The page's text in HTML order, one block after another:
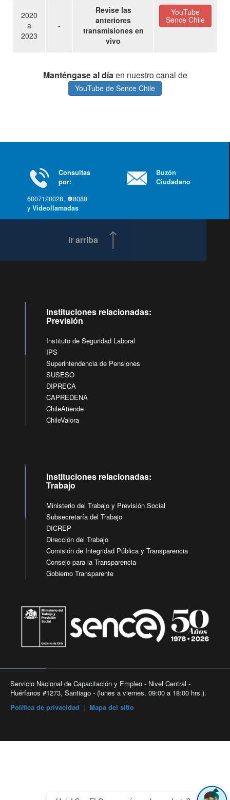
2020
a
2023
-
Revise las
anteriores
transmisiones en
vivo
YouTube
Sence Chile
Manténgase al díaen nuestro canal de
YouTube de Sence Chile
Consultas
por:
6007120028, ✽8088
yVideollamadas
Buzón
Ciudadano
Ir arriba
Instituciones relacionadas:
Previsión
Instituto de Seguridad Laboral
IPS
Superintendencia de Pensiones
SUSESO
DIPRECA
CAPREDENA
ChileAtiende
ChileValora
Instituciones relacionadas:
Trabajo
Ministerio del Trabajo y Previsión Social
Subsecretaría del Trabajo
DICREP
Dirección del Trabajo
Comisión de Integridad Pública y Transparencia
Consejo para la Transparencia
Gobierno Transparente
Servicio Nacional de Capacitación y Empleo - Nivel Central -
Huérfanos #1273, Santiago - (lunes a viernes, 09:00 a 18:00 hrs.).
Política de privacidad
Mapa del sitio